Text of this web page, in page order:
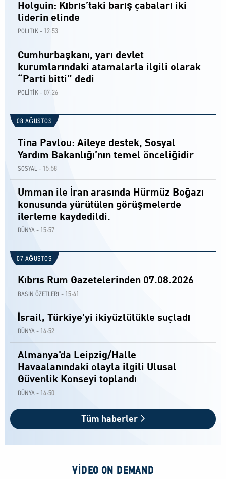
Holguin: Kıbrıs’taki barış çabaları iki
liderin elinde
POLİTİK - 12:53
Cumhurbaşkanı, yarı devlet
kurumlarındaki atamalarla ilgili olarak
“Parti bitti” dedi
POLİTİK - 07:26
08 AĞUSTOS
Tina Pavlou: Aileye destek, Sosyal
Yardım Bakanlığı’nın temel önceliğidir
SOSYAL - 15:58
Umman ile İran arasında Hürmüz Boğazı
konusunda yürütülen görüşmelerde
ilerleme kaydedildi.
DÜNYA - 15:57
07 AĞUSTOS
Kıbrıs Rum Gazetelerinden 07.08.2026
BASIN ÖZETLERİ - 15:41
İsrail, Türkiye'yi ikiyüzlülükle suçladı
DÜNYA - 14:52
Almanya'da Leipzig/Halle
Havaalanındaki olayla ilgili Ulusal
Güvenlik Konseyi toplandı
DÜNYA - 14:50
Tüm haberler
VIDEO ON DEMAND